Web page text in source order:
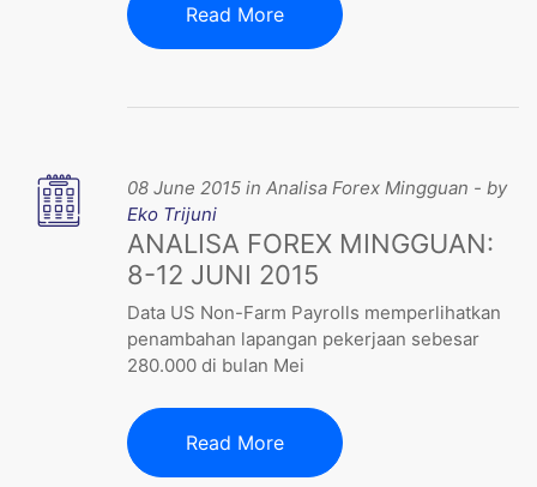
Read More
08 June 2015 in Analisa Forex Mingguan - by
Eko Trijuni
ANALISA FOREX MINGGUAN:
8-12 JUNI 2015
Data US Non-Farm Payrolls memperlihatkan
penambahan lapangan pekerjaan sebesar
280.000 di bulan Mei
Read More